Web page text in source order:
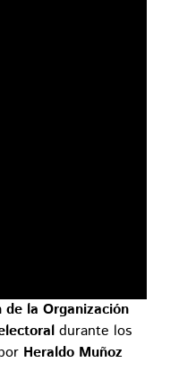
de la Organización
durante los
Heraldo Muñoz